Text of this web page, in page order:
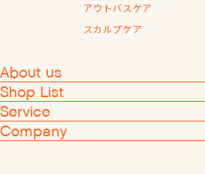
アウトバスケア
スカルプケア
About us
Shop List
Service
Company
※会員システムへ遷移します。